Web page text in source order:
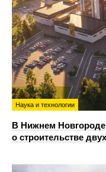
Наука и технологии
В Нижнем
о строительстве